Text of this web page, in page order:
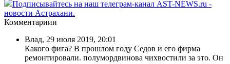
Подписывайтесь на наш телеграм-канал AST-NEWS.ru -
новости Астрахани.
Комментариии
Влад, 29 июля 2019, 20:01
Какого фига? В прошлом году Седов и его фирма
ремонтировали. полумордвинова чихвостили за это. Он